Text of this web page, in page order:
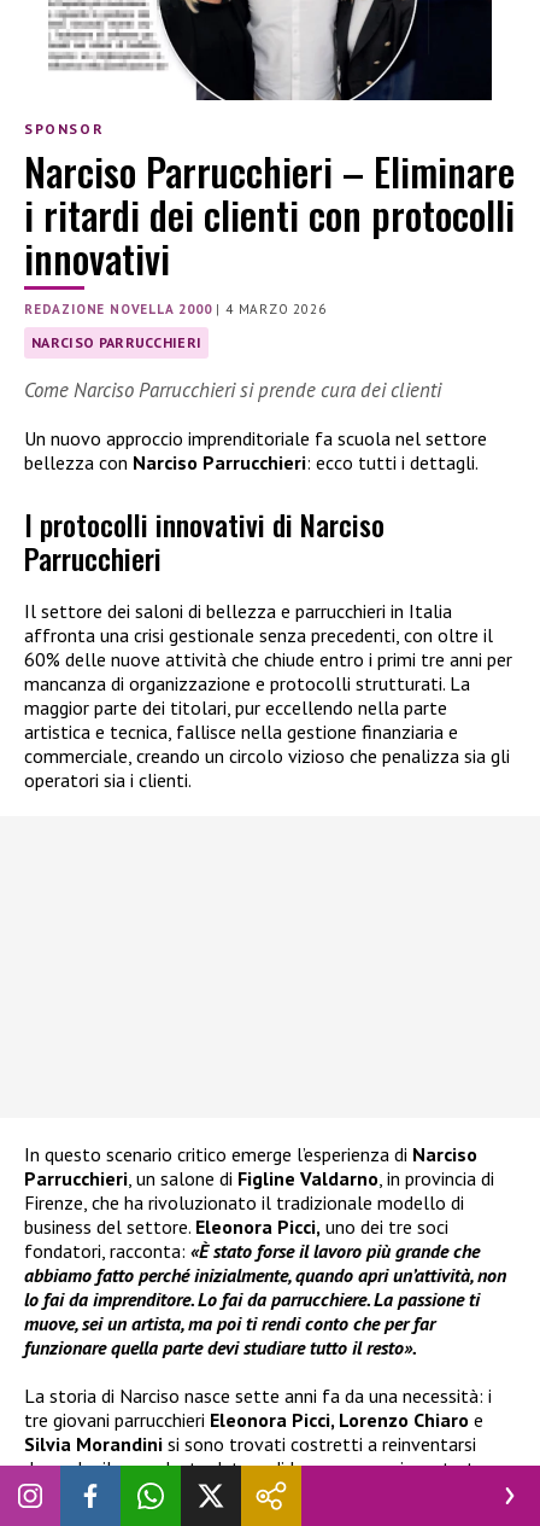
SPONSOR
Narciso Parrucchieri – Eliminare
i ritardi dei clienti con protocolli
innovativi
REDAZIONE NOVELLA 2000|4 MARZO 2026
NARCISO PARRUCCHIERI
Come Narciso Parrucchieri si prende cura dei clienti
Un nuovo approccio imprenditoriale fa scuola nel settore
bellezza con Narciso Parrucchieri: ecco tutti i dettagli.
I protocolli innovativi di Narciso
Parrucchieri
Il settore dei saloni di bellezza e parrucchieri in Italia
affronta una crisi gestionale senza precedenti, con oltre il
60% delle nuove attività che chiude entro i primi tre anni per
mancanza di organizzazione e protocolli strutturati. La
maggior parte dei titolari, pur eccellendo nella parte
artistica e tecnica, fallisce nella gestione finanziaria e
commerciale, creando un circolo vizioso che penalizza sia gli
operatori sia i clienti.
In questo scenario critico emerge l’esperienza di Narciso
Parrucchieri , un salone di Figline Valdarno , in provincia di
Firenze, che ha rivoluzionato il tradizionale modello di
business del settore. Eleonora Picci, uno dei tre soci
fondatori, racconta: «È stato forse il lavoro più grande che
abbiamo fatto perché inizialmente, quando apri un’attività, non
lo fai da imprenditore. Lo fai da parrucchiere. La passione ti
muove, sei un artista, ma poi ti rendi conto che per far
funzionare quella parte devi studiare tutto il resto».
La storia di Narciso nasce sette anni fa da una necessità: i
tre giovani parrucchieri Eleonora Picci, Lorenzo Chiaro e
Silvia Morandini si sono trovati costretti a reinventarsi
dopo che il precedente datore di lavoro aveva incontrato
difficoltà economiche.«Abbiamo detto: senti, forse è l’ora di
fare qualcosa di nostro» spiega Lorenzo.